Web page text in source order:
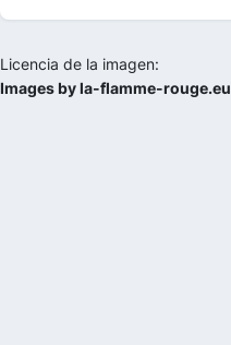
Licencia de la imagen:
Images by la-flamme-rouge.eu